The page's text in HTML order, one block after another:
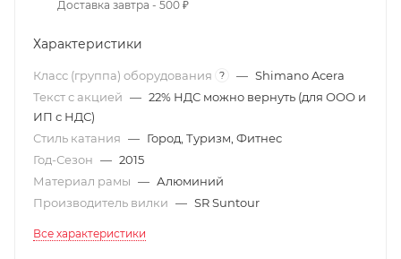
Доставка завтра - 500 ₽
Характеристики
Класс (группа) оборудования ? — Shimano Acera
Текст с акцией — 22% НДС можно вернуть (для ООО и
ИП с НДС)
Стиль катания — Город, Туризм, Фитнес
Год-Сезон — 2015
Материал рамы — Алюминий
Производитель вилки — SR Suntour
Все характеристики